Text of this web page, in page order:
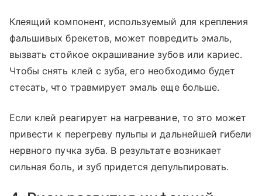
Клеящий компонент, используемый для крепления
фальшивых брекетов, может повредить эмаль,
вызвать стойкое окрашивание зубов или кариес.
Чтобы снять клей с зуба, его необходимо будет
стесать, что травмирует эмаль еще больше.
Если клей реагирует на нагревание, то это может
привести к перегреву пульпы и дальнейшей гибели
нервного пучка зуба. В результате возникает
сильная боль, и зуб придется депульпировать.